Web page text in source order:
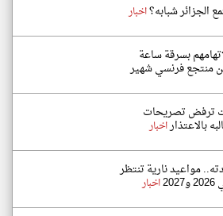
الجزائر شبابه؟اخبار
لاتهامهم بسرقة ساعة
ترفض تصريحات
بالاعتذاراخبار
مواعيد نارية تنتظر
اخبار